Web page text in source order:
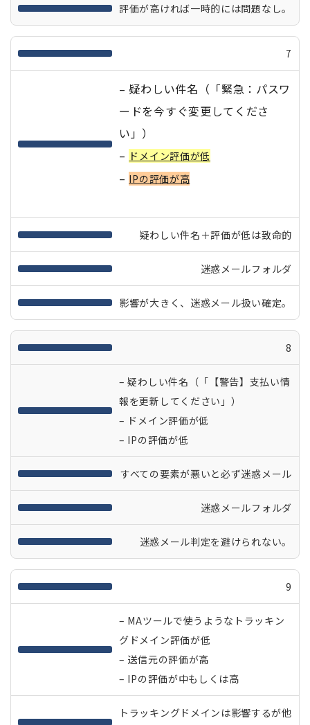
評価が高ければ一時的には問題なし。
7
– 疑わしい件名（「緊急：パスワ
ードを今すぐ変更してくださ
い」）
– ドメイン評価が低
– IPの評価が高
疑わしい件名＋評価が低は致命的
迷惑メールフォルダ
影響が大きく、迷惑メール扱い確定。
8
– 疑わしい件名（「【警告】支払い情
報を更新してください」）
– ドメイン評価が低
– IPの評価が低
すべての要素が悪いと必ず迷惑メール
迷惑メールフォルダ
迷惑メール判定を避けられない。
9
– MAツールで使うようなトラッキン
グドメイン評価が低
– 送信元の評価が高
– IPの評価が中もしくは高
トラッキングドメインは影響するが他